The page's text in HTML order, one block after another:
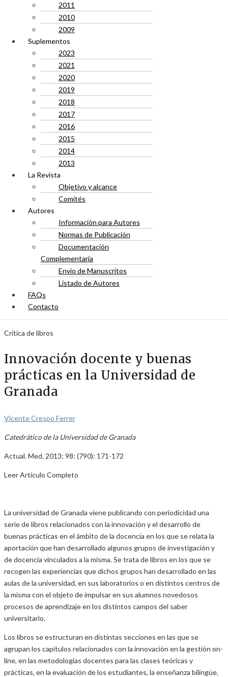
2011
2010
2009
Suplementos
2023
2021
2020
2019
2018
2017
2016
2015
2014
2013
La Revista
Objetivo y alcance
Comités
Autores
Información para Autores
Normas de Publicación
Documentación
Complementaria
Envío de Manuscritos
Listado de Autores
FAQs
Contacto
Crítica de libros
Innovación docente y buenas
prácticas en la Universidad de
Granada
Vicente Crespo Ferrer
Catedrático de la Universidad de Granada
Actual. Med. 2013; 98: (790): 171-172
Leer Artículo Completo
La universidad de Granada viene publicando con periodicidad una
serie de libros relacionados con la innovación y el desarrollo de
buenas prácticas en el ámbito de la docencia en los que se relata la
aportación que han desarrollado algunos grupos de investigación y
de docencia vinculados a la misma. Se trata de libros en los que se
recogen las experiencias que dichos grupos han desarrollado en las
aulas de la universidad, en sus laboratorios o en distintos centros de
la misma con el objeto de impulsar en sus alumnos novedosos
procesos de aprendizaje en los distintos campos del saber
universitario.
Los libros se estructuran en distintas secciones en las que se
agrupan los capítulos relacionados con la innovación en la gestión on-
line, en las metodologías docentes para las clases teóricas y
prácticas, en la evaluación de los estudiantes, la enseñanza bilingüe,